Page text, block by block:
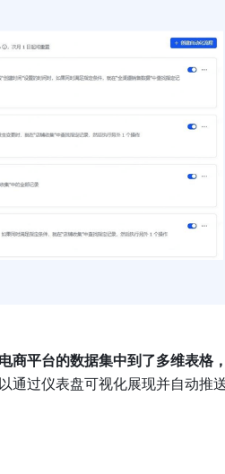
商平台的数据集中到了多维表格
通过仪表盘可视化展现并自动推